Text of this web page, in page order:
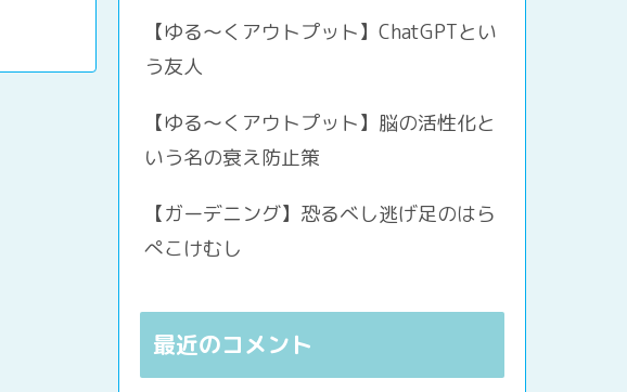
【ゆる〜くアウトプット】ChatGPTとい
う友人
【ゆる〜くアウトプット】脳の活性化と
いう名の衰え防止策
【ガーデニング】恐るべし逃げ足のはら
ぺこけむし
最近のコメント